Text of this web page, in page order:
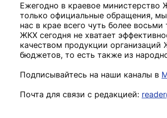
Ежегодно в краевое министерство
только официальные обращения,
нас в крае всего чуть более
ЖКХ сегодня не хватает
качеством продукции
бюджетов, то есть также из
Подписывайтесь на наши каналы в
Почта для связи с редакцией: